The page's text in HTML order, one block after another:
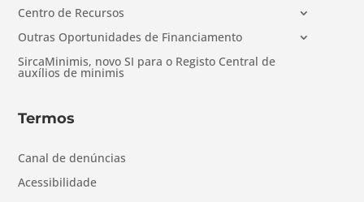
Centro de Recursos
Outras Oportunidades de Financiamento
SircaMinimis, novo SI para o Registo Central de
auxílios de minimis
Termos
Canal de denúncias
Acessibilidade